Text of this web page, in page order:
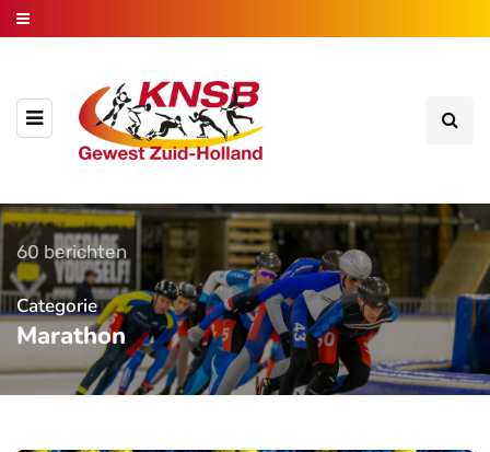
60 berichten
Categorie
Marathon